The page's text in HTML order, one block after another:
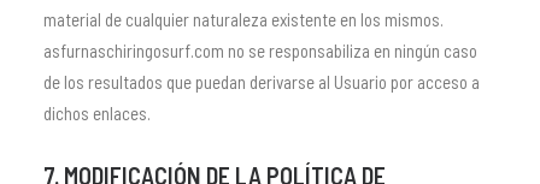
material de cualquier naturaleza existente en los mismos.
asfurnaschiringosurf.com no se responsabiliza en ningún caso
de los resultados que puedan derivarse al Usuario por acceso a
dichos enlaces.
7. MODIFICACIÓN DE LA POLÍTICA DE